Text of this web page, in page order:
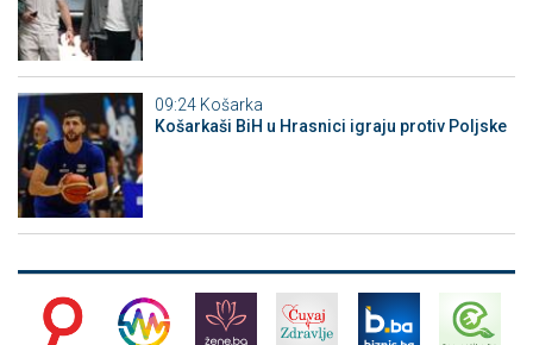
09:24 Košarka
Košarkaši BiH u Hrasnici igraju protiv Poljske